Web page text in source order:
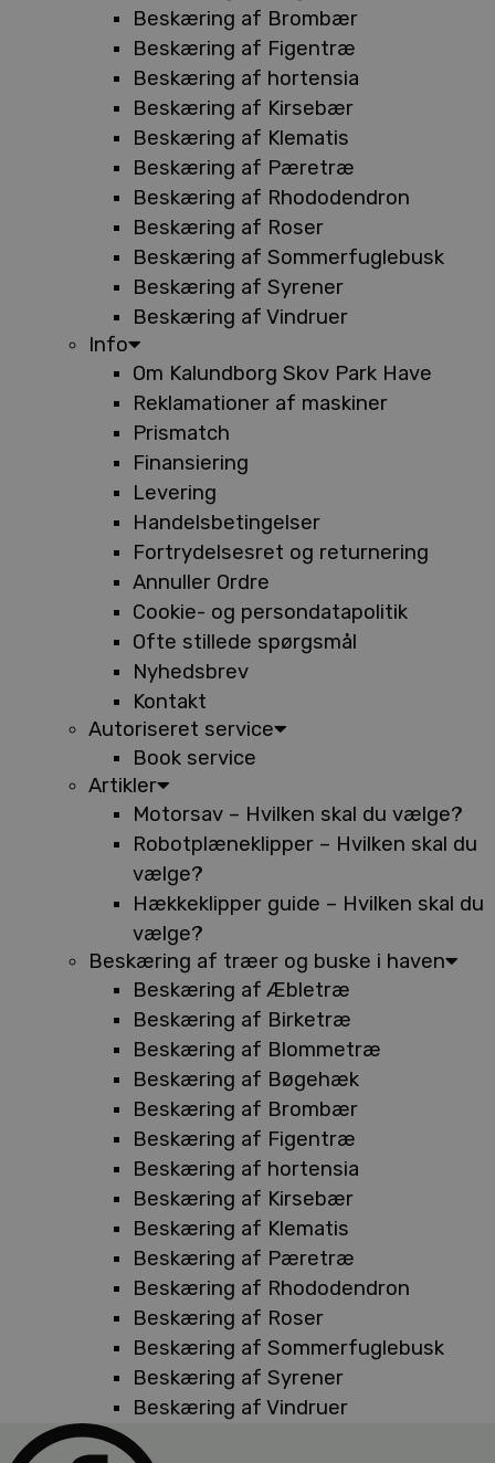
Beskæring af Brombær
Beskæring af Figentræ
Beskæring af hortensia
Beskæring af Kirsebær
Beskæring af Klematis
Beskæring af Pæretræ
Beskæring af Rhododendron
Beskæring af Roser
Beskæring af Sommerfuglebusk
Beskæring af Syrener
Beskæring af Vindruer
Info
Om Kalundborg Skov Park Have
Reklamationer af maskiner
Prismatch
Finansiering
Levering
Handelsbetingelser
Fortrydelsesret og returnering
Annuller Ordre
Cookie- og persondatapolitik
Ofte stillede spørgsmål
Nyhedsbrev
Kontakt
Autoriseret service
Book service
Artikler
Motorsav – Hvilken skal du vælge?
Robotplæneklipper – Hvilken skal du
vælge?
Hækkeklipper guide – Hvilken skal du
vælge?
Beskæring af træer og buske i haven
Beskæring af Æbletræ
Beskæring af Birketræ
Beskæring af Blommetræ
Beskæring af Bøgehæk
Beskæring af Brombær
Beskæring af Figentræ
Beskæring af hortensia
Beskæring af Kirsebær
Beskæring af Klematis
Beskæring af Pæretræ
Beskæring af Rhododendron
Beskæring af Roser
Beskæring af Sommerfuglebusk
Beskæring af Syrener
Beskæring af Vindruer